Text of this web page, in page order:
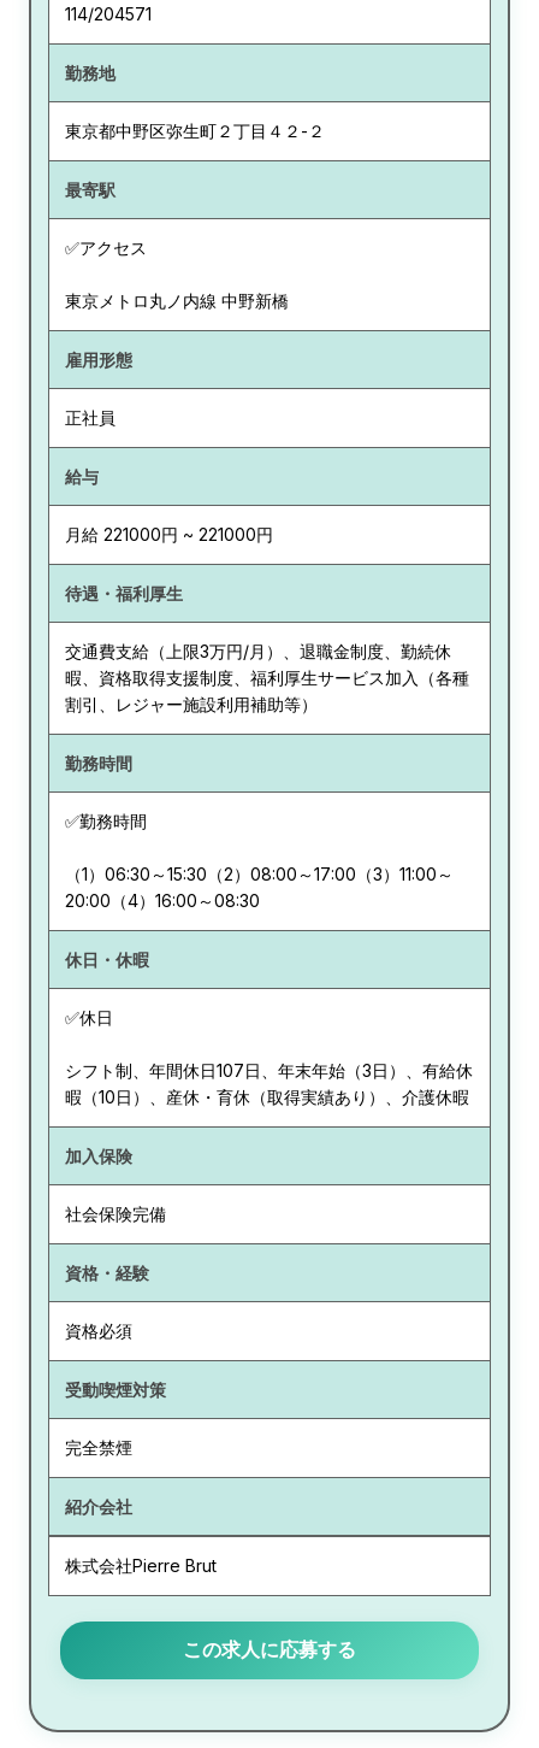
114/204571
勤務地
東京都中野区弥生町２丁目４２-２
最寄駅
✅アクセス
東京メトロ丸ノ内線 中野新橋
雇用形態
正社員
給与
月給 221000円 ~ 221000円
待遇・福利厚生
交通費支給（上限3万円/月）、退職金制度、勤続休
暇、資格取得支援制度、福利厚生サービス加入（各種
割引、レジャー施設利用補助等）
勤務時間
✅勤務時間
（1）06:30～15:30（2）08:00～17:00（3）11:00～
20:00（4）16:00～08:30
休日・休暇
✅休日
シフト制、年間休日107日、年末年始（3日）、有給休
暇（10日）、産休・育休（取得実績あり）、介護休暇
加入保険
社会保険完備
資格・経験
資格必須
受動喫煙対策
完全禁煙
紹介会社
株式会社Pierre Brut
この求人に応募する